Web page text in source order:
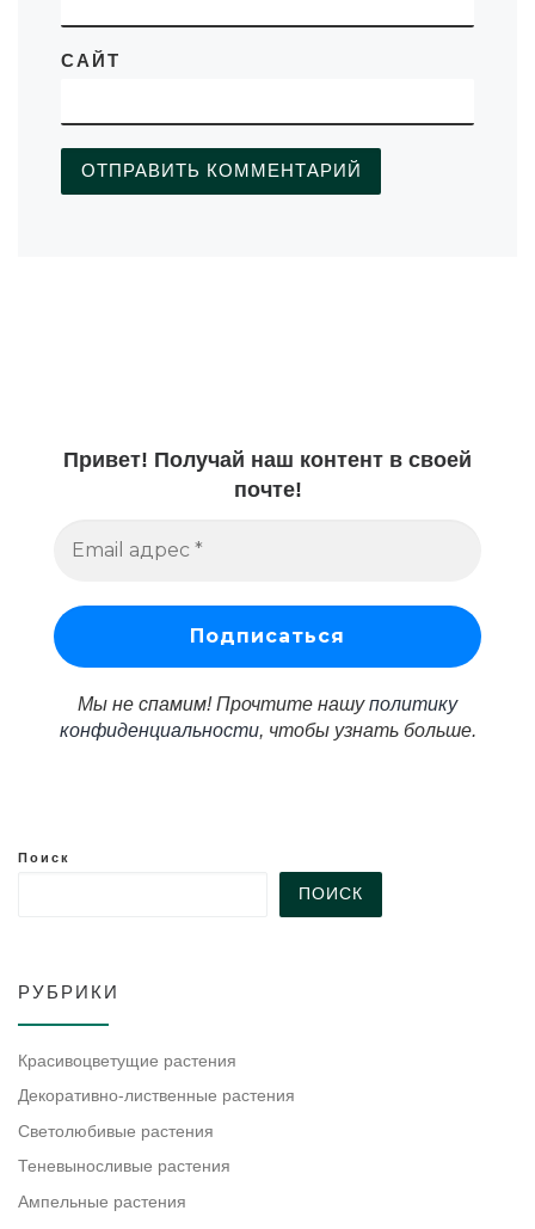
САЙТ
Привет! Получай наш контент в своей
почте!
Мы не спамим! Прочтите нашуполитику
конфиденциальности, чтобы узнать больше.
Поиск
ПОИСК
РУБРИКИ
Красивоцветущие растения
Декоративно-лиственные растения
Светолюбивые растения
Теневыносливые растения
Ампельные растения